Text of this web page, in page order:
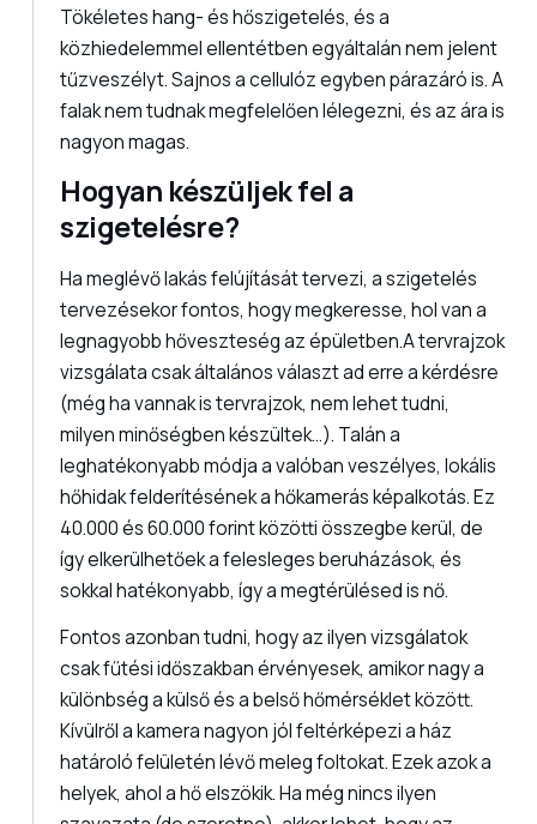
Tökéletes hang- és hőszigetelés, és a
közhiedelemmel ellentétben egyáltalán nem jelent
tűzveszélyt. Sajnos a cellulóz egyben párazáró is. A
falak nem tudnak megfelelően lélegezni, és az ára is
nagyon magas.
Hogyan készüljek fel a
szigetelésre?
Ha meglévő lakás felújítását tervezi, a szigetelés
tervezésekor fontos, hogy megkeresse, hol van a
legnagyobb hőveszteség az épületben.A tervrajzok
vizsgálata csak általános választ ad erre a kérdésre
(még ha vannak is tervrajzok, nem lehet tudni,
milyen minőségben készültek...). Talán a
leghatékonyabb módja a valóban veszélyes, lokális
hőhidak felderítésének a hőkamerás képalkotás. Ez
40.000 és 60.000 forint közötti összegbe kerül, de
így elkerülhetőek a felesleges beruházások, és
sokkal hatékonyabb, így a megtérülésed is nő.
Fontos azonban tudni, hogy az ilyen vizsgálatok
csak fűtési időszakban érvényesek, amikor nagy a
különbség a külső és a belső hőmérséklet között.
Kívülről a kamera nagyon jól feltérképezi a ház
határoló felületén lévő meleg foltokat. Ezek azok a
helyek, ahol a hő elszökik. Ha még nincs ilyen